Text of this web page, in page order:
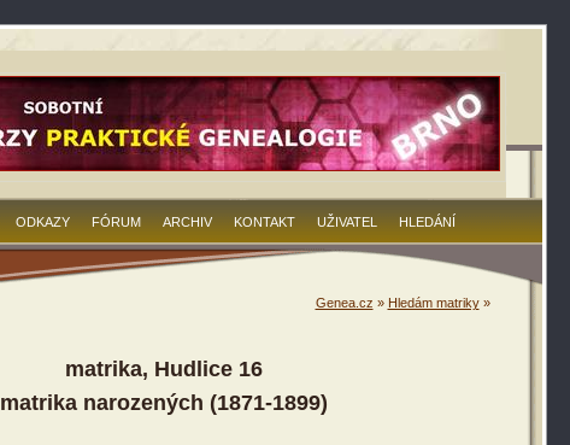
ODKAZY FÓRUM ARCHIV KONTAKT UŽIVATEL HLEDÁNÍ
Genea.cz » Hledám matriky»
matrika, Hudlice 16
matrika narozených (1871-1899)